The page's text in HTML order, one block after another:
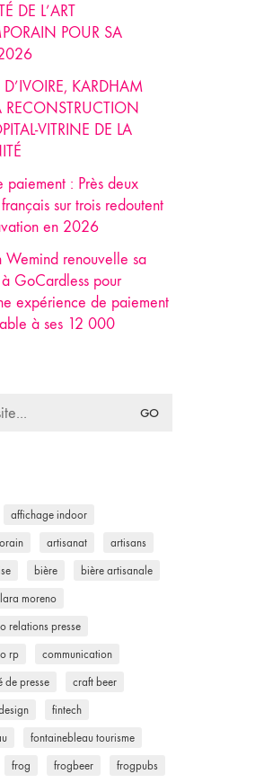
DE L’ART
POUR SA
KARDHAM
RECONSTRUCTION
VITRINE DE LA
paiement : Près deux
sur trois redoutent
en 2026
Wemind renouvelle sa
GoCardless pour
expérience de paiement
à ses 12 000
affichage indoor
artisanat artisans
bière bière artisanale
moreno
relations presse
rp communication
de presse craft beer
fintech
fontainebleau tourisme
frog frogbeer frogpubs